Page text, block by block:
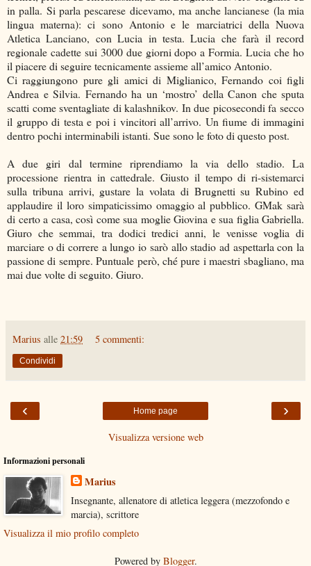
in palla. Si parla pescarese dicevamo, ma anche lancianese (la mia
lingua materna): ci sono Antonio e le marciatrici della Nuova
Atletica Lanciano, con Lucia in testa. Lucia che farà il record
regionale cadette sui 3000 due giorni dopo a Formia. Lucia che ho
il piacere di seguire tecnicamente assieme all’amico Antonio.
Ci raggiungono pure gli amici di Miglianico, Fernando coi figli
Andrea e Silvia. Fernando ha un ‘mostro’ della Canon che sputa
scatti come sventagliate di kalashnikov. In due picosecondi fa secco
il gruppo di testa e poi i vincitori all’arrivo. Un fiume di immagini
dentro pochi interminabili istanti. Sue sono le foto di questo post.
A due giri dal termine riprendiamo la via dello stadio. La
processione rientra in cattedrale. Giusto il tempo di ri-sistemarci
sulla tribuna arrivi, gustare la volata di Brugnetti su Rubino ed
applaudire il loro simpaticissimo omaggio al pubblico. GMak sarà
di certo a casa, così come sua moglie Giovina e sua figlia Gabriella.
Giuro che semmai, tra dodici tredici anni, le venisse voglia di
marciare o di correre a lungo io sarò allo stadio ad aspettarla con la
passione di sempre. Puntuale però, ché pure i maestri sbagliano, ma
mai due volte di seguito. Giuro.
Marius alle 21:59 5 commenti:
Condividi
‹ ›
Home page
Visualizza versione web
Informazioni personali
Marius
Insegnante, allenatore di atletica leggera (mezzofondo e
marcia), scrittore
Visualizza il mio profilo completo
Powered by Blogger.